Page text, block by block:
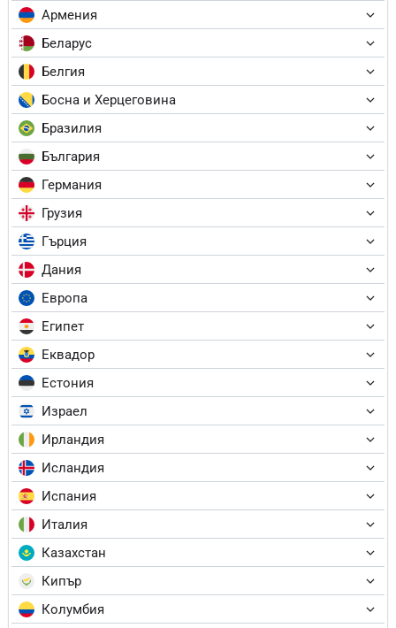
Армения
Беларус
Белгия
Босна и Херцеговина
Бразилия
България
Германия
Грузия
Гърция
Дания
Европа
Египет
Еквадор
Естония
Израел
Ирландия
Исландия
Испания
Италия
Казахстан
Кипър
Колумбия